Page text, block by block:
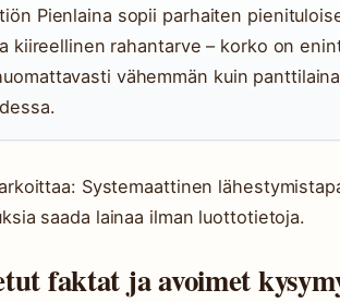
Pienlaina sopii parhaiten
kiireellinen rahantarve – korko on
vähemmän kuin
Systemaattinen
saada lainaa ilman luottotietoja.
faktat ja avoimet